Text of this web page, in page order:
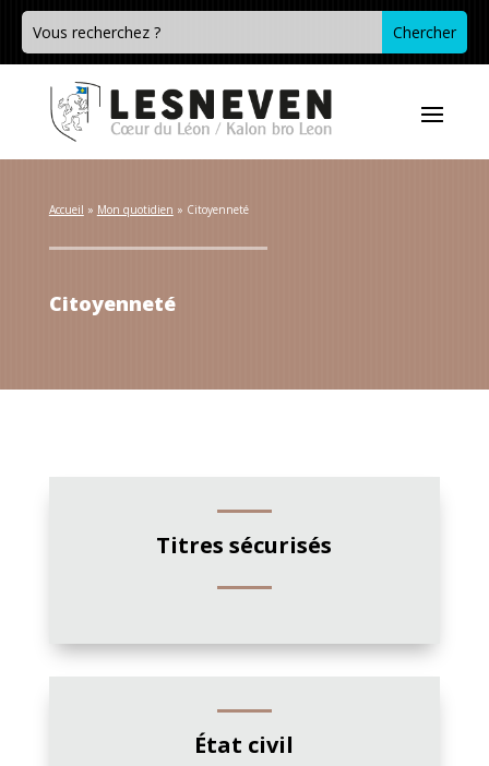
Accueil » Mon quotidien » Citoyenneté
Citoyenneté
Titres sécurisés
État civil